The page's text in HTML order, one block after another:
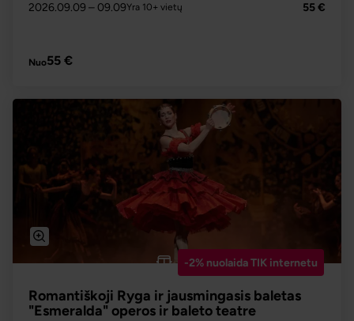
2026.09.09 – 09.09Yra 10+ vietų 55 €
Nuo55 €
-2% nuolaida TIK internetu
Romantiškoji Ryga ir jausmingasis baletas
"Esmeralda" operos ir baleto teatre